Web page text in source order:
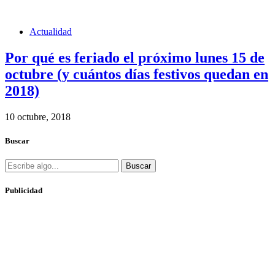
Actualidad
Por qué es feriado el próximo lunes 15 de
octubre (y cuántos días festivos quedan en
2018)
10 octubre, 2018
Buscar
Buscar
Publicidad